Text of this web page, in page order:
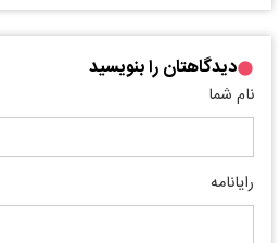
دیدگاهتان را بنویسید
نام شما
رایانامه